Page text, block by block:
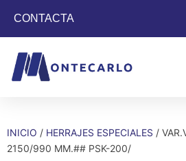
CONTACTA
INICIO / HERRAJES ESPECIALES /
2150/990 MM.## PSK-200/